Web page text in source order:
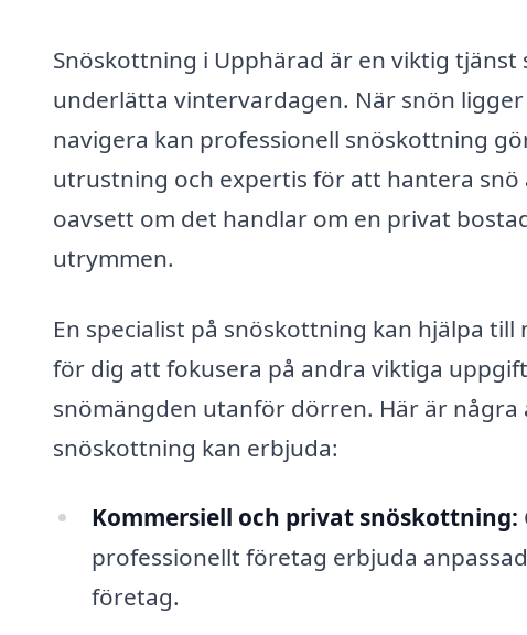
Snöskottning i Upphärad är en viktig
underlätta vintervardagen. När snön
navigera kan professionell snöskottning
utrustning och expertis för att hantera snö
oavsett om det handlar om en privat
utrymmen.
En specialist på snöskottning kan hjälpa
för dig att fokusera på andra viktiga
snömängden utanför dörren. Här är
snöskottning kan erbjuda:
Kommersiell och privat snöskottning:
professionellt företag erbjuda
företag.